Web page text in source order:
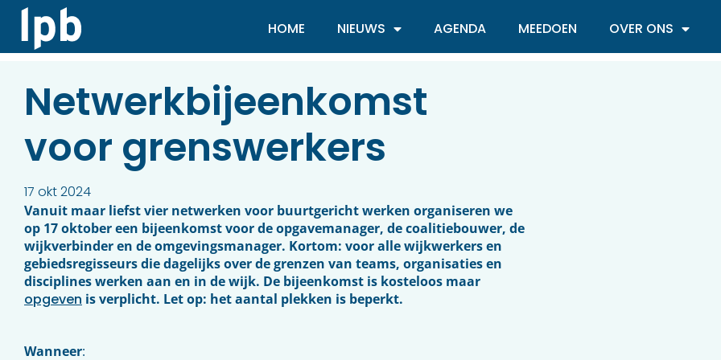
HOME NIEUWS AGENDA MEEDOEN OVER ONS
Netwerkbijeenkomst
voor grenswerkers
17 okt 2024
Vanuit maar liefst vier netwerken voor buurtgericht werken organiseren we
op 17 oktober een bijeenkomst voor de opgavemanager, de coalitiebouwer, de
wijkverbinder en de omgevingsmanager. Kortom: voor alle wijkwerkers en
gebiedsregisseurs die dagelijks over de grenzen van teams, organisaties en
disciplines werken aan en in de wijk. De bijeenkomst is kosteloos maar
opgeven is verplicht. Let op: het aantal plekken is beperkt.
Wanneer: